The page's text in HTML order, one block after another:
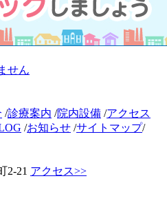
/診療案内 /院内設備 /アクセス
/お知らせ /サイトマップ/
2-21 アクセス>>